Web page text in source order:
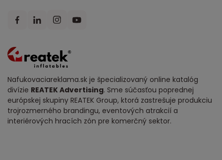
Nafukovaciareklama.sk je špecializovaný online katalóg
divízie REATEK Advertising. Sme súčasťou poprednej
európskej skupiny REATEK Group, ktorá zastrešuje produkciu
trojrozmerného brandingu, eventových atrakcií a
interiérových hracích zón pre komerčný sektor.